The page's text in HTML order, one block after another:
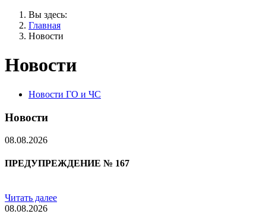
Вы здесь:
Главная
Новости
Новости
Новости ГО и ЧС
Новости
08.08.2026
ПРЕДУПРЕЖДЕНИЕ № 167
Читать далее
08.08.2026